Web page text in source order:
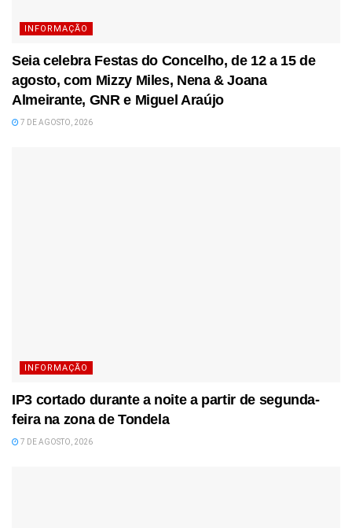
INFORMAÇÃO
Seia celebra Festas do Concelho, de 12 a 15 de
agosto, com Mizzy Miles, Nena & Joana
Almeirante, GNR e Miguel Araújo
7 DE AGOSTO, 2026
INFORMAÇÃO
IP3 cortado durante a noite a partir de segunda-
feira na zona de Tondela
7 DE AGOSTO, 2026